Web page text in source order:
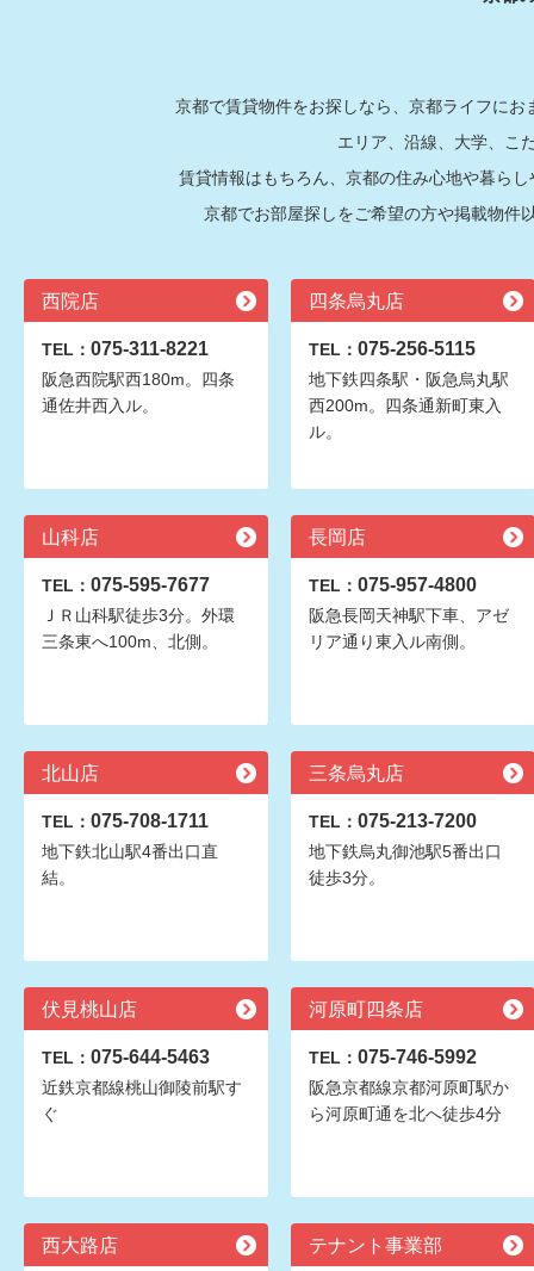
京都で賃貸物件をお探しなら、京都ライフに
エリア、沿線、大学、こ
賃貸情報はもちろん、京都の住み心地や暮ら
京都でお部屋探しをご希望の方や掲載物件
西院店
TEL： 075-311-8221
阪急西院駅西180m。四条
通佐井西入ル。
四条烏丸店
TEL： 075-256-5115
地下鉄四条駅・阪急烏丸駅
西200m。四条通新町東入
ル。
山科店
TEL： 075-595-7677
ＪＲ山科駅徒歩3分。外環
三条東へ100m、北側。
長岡店
TEL： 075-957-4800
阪急長岡天神駅下車、アゼ
リア通り東入ル南側。
北山店
TEL： 075-708-1711
地下鉄北山駅4番出口直
結。
三条烏丸店
TEL： 075-213-7200
地下鉄烏丸御池駅5番出口
徒歩3分。
伏見桃山店
TEL： 075-644-5463
近鉄京都線桃山御陵前駅す
ぐ
河原町四条店
TEL： 075-746-5992
阪急京都線京都河原町駅か
ら河原町通を北へ徒歩4分
西大路店 テナント事業部